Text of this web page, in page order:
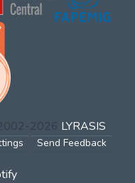
2026 LYRASIS
Send Feedback